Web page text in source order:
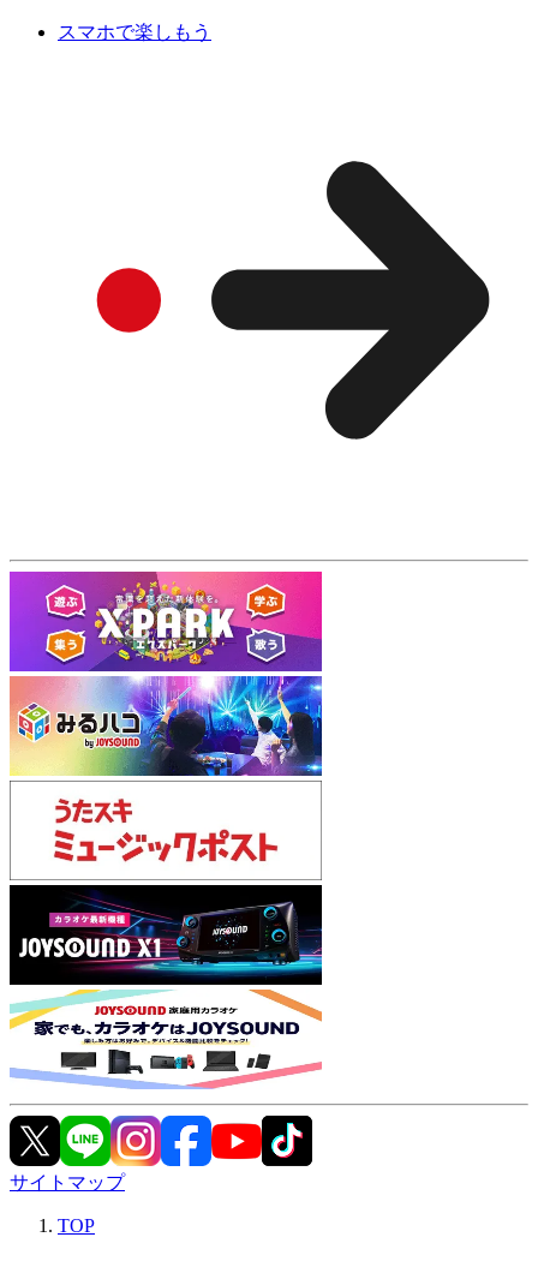
スマホで楽しもう
サイトマップ
TOP